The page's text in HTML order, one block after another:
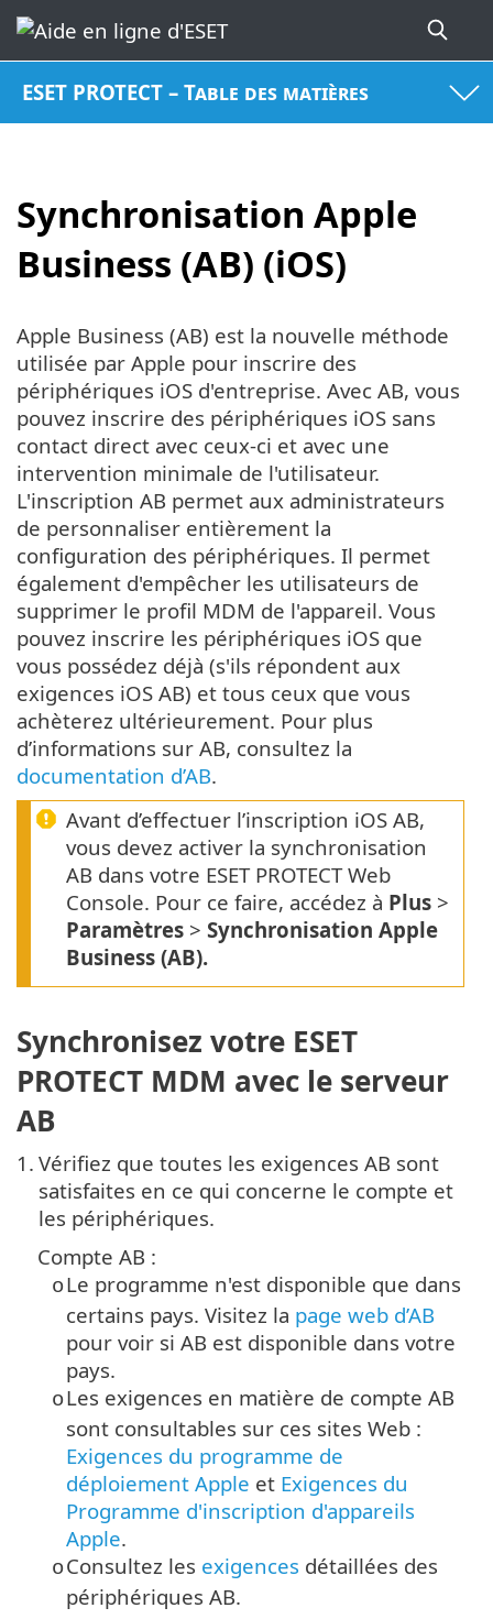
ESET PROTECT – Table des matières
Synchronisation Apple
Business (AB) (iOS)
Apple Business (AB) est la nouvelle méthode
utilisée par Apple pour inscrire des
périphériques iOS d'entreprise. Avec AB, vous
pouvez inscrire des périphériques iOS sans
contact direct avec ceux-ci et avec une
intervention minimale de l'utilisateur.
L'inscription AB permet aux administrateurs
de personnaliser entièrement la
configuration des périphériques. Il permet
également d'empêcher les utilisateurs de
supprimer le profil MDM de l'appareil. Vous
pouvez inscrire les périphériques iOS que
vous possédez déjà (s'ils répondent aux
exigences iOS AB) et tous ceux que vous
achèterez ultérieurement. Pour plus
d’informations sur AB, consultez la
documentation d’AB.
Avant d’effectuer l’inscription iOS AB,
vous devez activer la synchronisation
AB dans votre ESET PROTECT Web
Console. Pour ce faire, accédez à Plus >
Paramètres > Synchronisation Apple
Business (AB).
Synchronisez votre ESET
PROTECT MDM avec le serveur
AB
1. Vérifiez que toutes les exigences AB sont
satisfaites en ce qui concerne le compte et
les périphériques.
Compte AB :
oLe programme n'est disponible que dans
certains pays. Visitez la page web d’AB
pour voir si AB est disponible dans votre
pays.
oLes exigences en matière de compte AB
sont consultables sur ces sites Web :
Exigences du programme de
déploiement Apple et Exigences du
Programme d'inscription d'appareils
Apple.
oConsultez les exigences détaillées des
périphériques AB.